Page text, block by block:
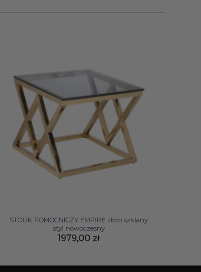
STOLIK POMOCNICZY EMPIRE złoto szklany
styl nowoczesny
1979,00 zł